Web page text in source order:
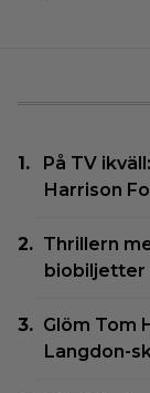
På TV
Harrison
Thrillern
biobiljetter
Glöm Tom
Langdon-